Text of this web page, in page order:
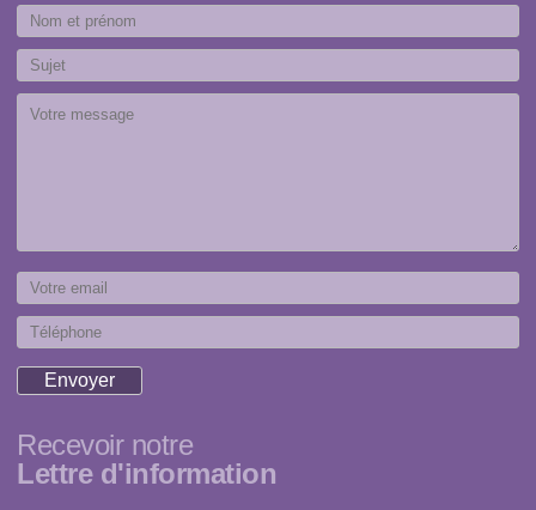
Recevoir notre
Lettre d'information